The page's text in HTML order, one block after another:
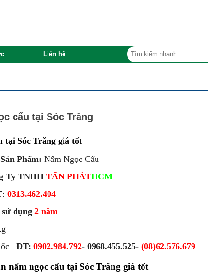
Liên hệ
cẩu tại Sóc Trăng
tại Sóc Trăng giá tốt
Phẩm: Nấm Ngọc Cẩu
Ty TNHH TẤN PHÁTHCM
: 0313.462.404
dụng 2 năm
ĐT: 0902.984.792- 0968.455.525- (08)62.576.679
nấm ngọc cẩu tại Sóc Trăng giá tốt